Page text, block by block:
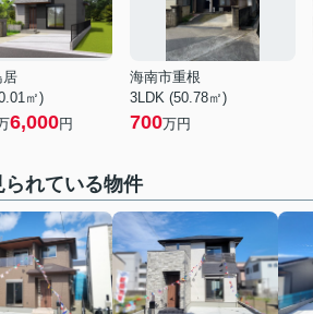
居
㎡)
6,000円
海南市重根
3LDK (50.78㎡)
700万円
られている物件